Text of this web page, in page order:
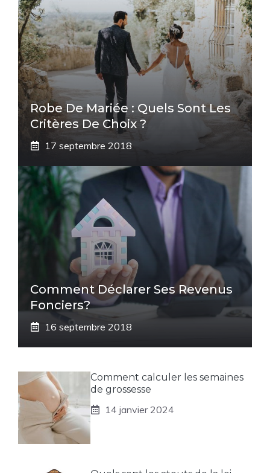
Robe De Mariée : Quels Sont Les
Critères De Choix ?
17 septembre 2018
Comment Déclarer Ses Revenus
Fonciers?
16 septembre 2018
Comment calculer les semaines
de grossesse
14 janvier 2024